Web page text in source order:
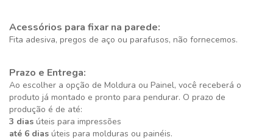
Acessórios para fixar na parede:
Fita adesiva, pregos de aço ou parafusos, não fornecemos.
Prazo e Entrega:
Ao escolher a opção de Moldura ou Painel, você receberá o
produto já montado e pronto para pendurar. O prazo de
produção é de até:
3 dias úteis para impressões
até 6 dias úteis para molduras ou painéis.